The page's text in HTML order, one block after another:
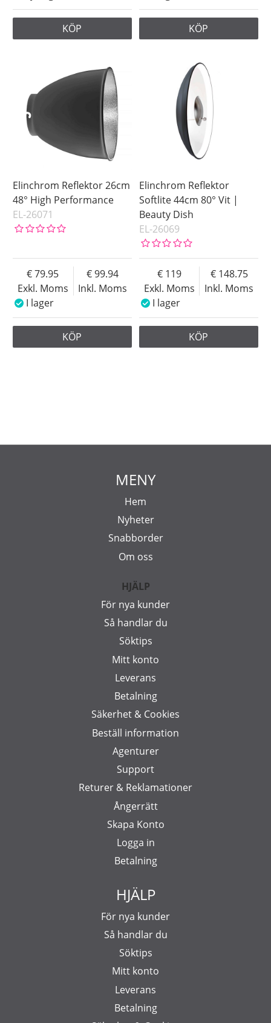
KÖP KÖP
Elinchrom Reflektor 26cm
48° High Performance
EL-26071
Exkl. Moms
79.95
Inkl. Moms
99.94
I lager
KÖP
Elinchrom Reflektor
Softlite 44cm 80° Vit |
Beauty Dish
EL-26069
Exkl. Moms
119
Inkl. Moms
148.75
I lager
KÖP
MENY
Hem
Nyheter
Snabborder
Om oss
HJÄLP
För nya kunder
Så handlar du
Söktips
Mitt konto
Leverans
Betalning
Säkerhet & Cookies
Beställ information
Agenturer
Support
Returer & Reklamationer
Ångerrätt
Skapa Konto
Logga in
Betalning
HJÄLP
För nya kunder
Så handlar du
Söktips
Mitt konto
Leverans
Betalning